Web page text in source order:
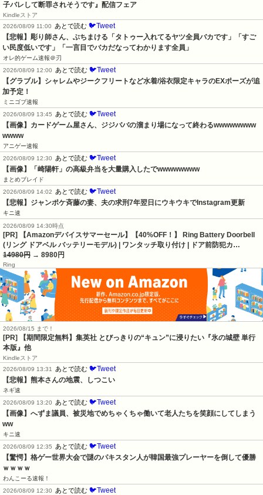
子バレして断罪されそうです』配信フェア
Kindleストア
2026/08/09 11:00
あとで読む 🐦Tweet
【悲報】彫り師さん、ぶちまける「タトゥー入れてるヤツ全員バカです」「すご
い民度低いです」「一言目でバカだなってわかります全員」
オレ的ゲーム速報＠刃
2026/08/09 12:00
あとで読む 🐦Tweet
【グラブル】シャレムやジークフリートなど水着/浴衣限定キャラのEXポーズが追
加予定！
ミニゴブ速報
2026/08/09 13:45
あとで読む 🐦Tweet
【画像】カードゲーム屋さん、ジジババの溜まり場になって終わるwwwwwwww
wwww
アニゲー速報
2026/08/09 12:30
あとで読む 🐦Tweet
【画像】「崎陽軒」の高級弁当を大量購入したでwwwwwwww
まとめブレイド
2026/08/09 14:02
あとで読む 🐦Tweet
【悲報】ジャンポケ斉藤の妻、夫の求刑7年翌日にウキウキでInstagram更新
キニ速
2026/08/09 14:30時点
[PR] 【Amazonデバイスサマーセール】【40%OFF！】 Ring Battery Doorbell
(リング ドアベル バッテリーモデル) | ワンタッチ取り付け | ドア前防犯カ…
14980円 → 8980円
Ring
2026/08/15 まで！
[PR] 【期間限定無料】集英社 とびっきりの“キュン”に浸りたい『氷の城壁 単行
本版』他
Kindleストア
2026/08/09 13:31
あとで読む 🐦Tweet
【悲報】熊本さんの地震、しつこい
ネギ速
2026/08/09 13:20
あとで読む 🐦Tweet
【画像】へずま議員、被災地でめちゃくちゃ働いて老人たちを笑顔にしてしまう
ww
キニ速
2026/08/09 12:35
あとで読む 🐦Tweet
【驚愕】格ゲー世界大会で謎のパキスタン人が韓国最強プレーヤーを倒して優勝
ｗｗｗｗ
わんこーる速報！
2026/08/09 12:30
あとで読む 🐦Tweet